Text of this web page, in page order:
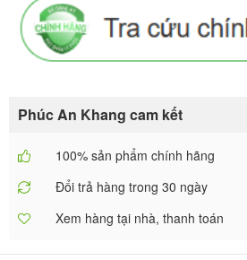
Phúc An Khang cam kết
100% sản phẩm chính hãng
Đổi trả hàng trong 30 ngày
Xem hàng tại nhà, thanh toán